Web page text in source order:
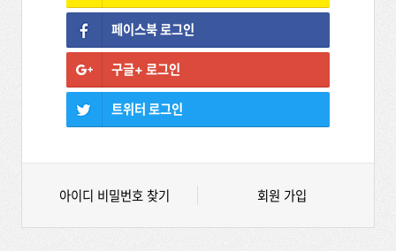
페이스북로그인
구글+ 로그인
트위터 로그인
아이디 비밀번호 찾기 회원 가입